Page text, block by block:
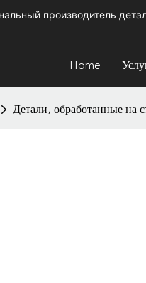
производитель
Home
Детали, обработанные на